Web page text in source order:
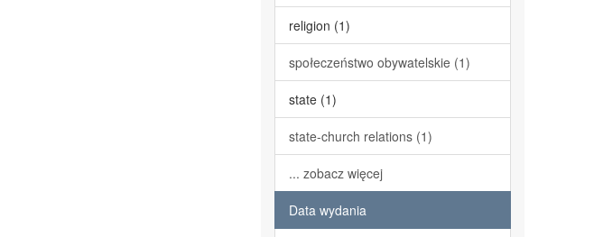
religion (1)
społeczeństwo obywatelskie (1)
state (1)
state-church relations (1)
... zobacz więcej
Data wydania